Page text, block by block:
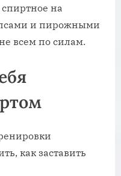
на
и пирожными
всем по силам.
как заставить